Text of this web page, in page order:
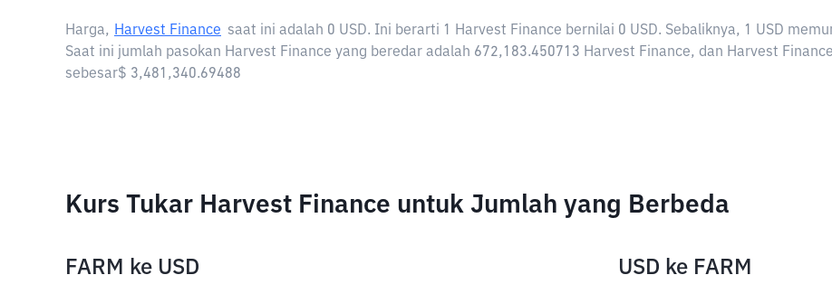
Harga, Harvest Finance saat ini adalah 0 USD. Ini berarti 1 Harvest Finance bernilai 0 USD. Sebaliknya, 1 USD
Saat ini jumlah pasokan Harvest Finance yang beredar adalah 672,183.450713 Harvest Finance, dan Harvest
sebesar$ 3,481,340.69488
Kurs Tukar Harvest Finance untuk Jumlah yang Berbeda
FARM ke USD USD ke FARM